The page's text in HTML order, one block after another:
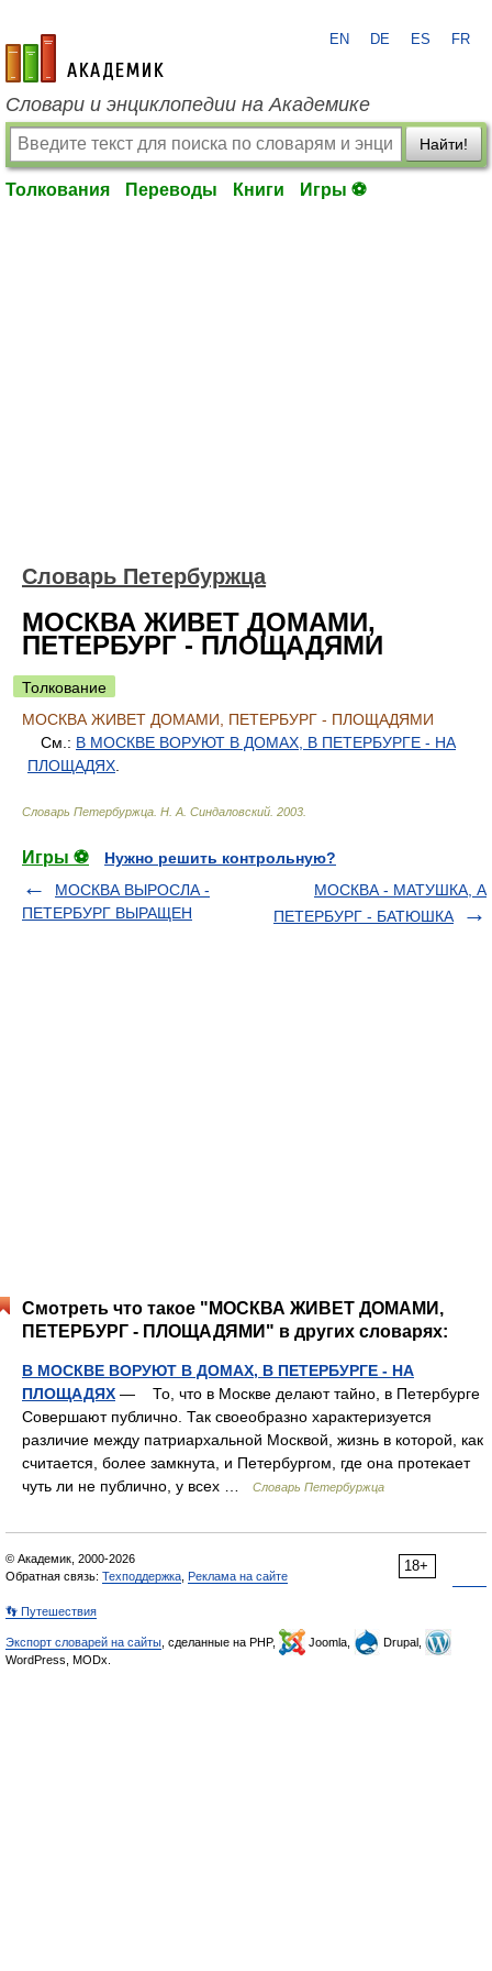
academic.ru
EN DE ES FR
Словари и энциклопедии на Академике
Найти!
Толкования Переводы Книги Игры ⚽
Словарь Петербуржца
МОСКВА ЖИВЕТ ДОМАМИ,
ПЕТЕРБУРГ - ПЛОЩАДЯМИ
Толкование
МОСКВА ЖИВЕТ ДОМАМИ, ПЕТЕРБУРГ - ПЛОЩАДЯМИ
См.: В МОСКВЕ ВОРУЮТ В ДОМАХ, В ПЕТЕРБУРГЕ - НА
ПЛОЩАДЯХ
Словарь Петербуржца Н. А. Синдаловский 2003
Игры ⚽
Нужно решить контрольную?
МОСКВА ВЫРОСЛА -
ПЕТЕРБУРГ ВЫРАЩЕН
МОСКВА - МАТУШКА, А
ПЕТЕРБУРГ - БАТЮШКА
Смотреть что такое "МОСКВА ЖИВЕТ ДОМАМИ,
ПЕТЕРБУРГ - ПЛОЩАДЯМИ" в других словарях:
В МОСКВЕ ВОРУЮТ В ДОМАХ, В ПЕТЕРБУРГЕ - НА
ПЛОЩАДЯХ — То, что в Москве делают тайно, в Петербурге
Совершают публично. Так своеобразно характеризуется
различие между патриархальной Москвой, жизнь в которой, как
считается, более замкнута, и Петербургом, где она протекает
чуть ли не публично, у всех …
Словарь Петербуржца
18+
© Академик, 2000-2026
Обратная связь: Техподдержка Реклама на сайте
👣 Путешествия
Экспорт словарей на сайты , сделанные на PHP, Joomla,
Drupal,
WordPress, MODx.